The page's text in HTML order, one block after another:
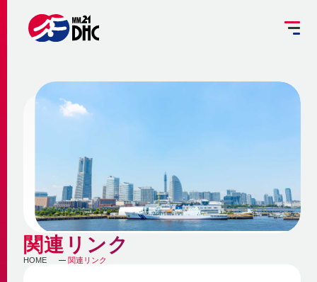
設備管理受託のご案内
JP EN
お知らせ
メディア
更新情報
みなとみらい21熱供給のサステナビリティ
脱炭素への取組み
脱炭素関連サービスの提供
事業概要 ～地域冷暖房とは～
地域冷暖房の仕組み
企業情報
関連リンク
HOME 関連リンク